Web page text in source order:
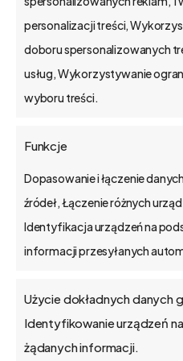
personalizacji treści,
doboru spersonalizowanych
usług, Wykorzystywanie
wyboru treści.
Funkcje
Dopasowanie i łączenie
źródeł, Łączenie różnych
Identyfikacja urządzeń na
informacji przesyłanych
Użycie dokładnych danych
Identyfikowanie urządzeń
żądanych informacji.
Poznań, Polska
tel. 61 848 44 23
bs4@bs4.io
Jak wdrażamy
API
Blog
Kontakt